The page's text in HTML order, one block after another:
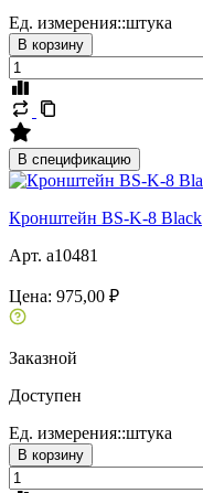
Ед. измерения::штука
В корзину
В спецификацию
Кронштейн BS-K-8 Black
Арт. a10481
Цена: 975,00 ₽
Заказной
Доступен
Ед. измерения::штука
В корзину